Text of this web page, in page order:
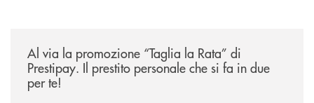
Al via la promozione “Taglia la Rata” di
Prestipay. Il prestito personale che si fa in due
per te!